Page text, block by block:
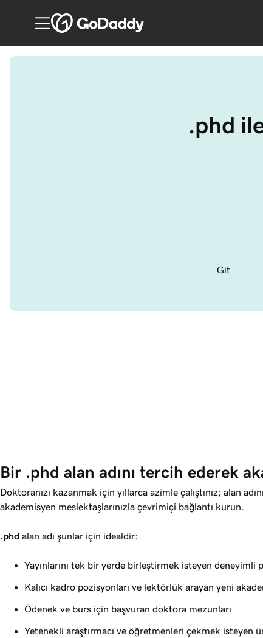
.phd
Git
Bir .phd alan adını tercih ederek
Doktoranızı kazanmak için yıllarca azimle çalıştınız; alan
akademisyen meslektaşlarınızla çevrimiçi bağlantı kurun.
.phd alan adı şunlar için idealdir:
Yayınlarını tek bir yerde birleştirmek isteyen deneyimli
Kalıcı kadro pozisyonları ve lektörlük arayan yeni
Ödenek ve burs için başvuran doktora mezunları
Yetenekli araştırmacı ve öğretmenleri çekmek isteyen